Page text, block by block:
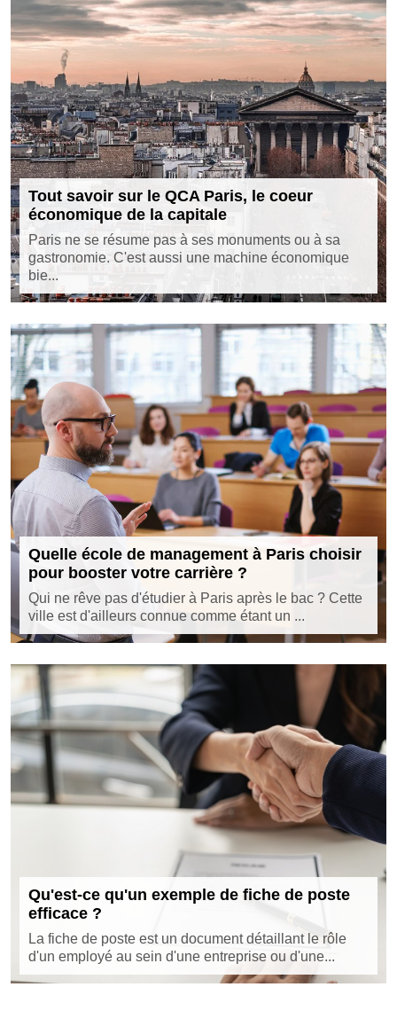
Tout savoir sur le QCA Paris, le coeur
économique de la capitale
Paris ne se résume pas à ses monuments ou à sa
gastronomie. C'est aussi une machine économique
bie...
Quelle école de management à Paris choisir
pour booster votre carrière ?
Qui ne rêve pas d'étudier à Paris après le bac ? Cette
ville est d'ailleurs connue comme étant un ...
Qu'est-ce qu'un exemple de fiche de poste
efficace ?
La fiche de poste est un document détaillant le rôle
d'un employé au sein d'une entreprise ou d'une...